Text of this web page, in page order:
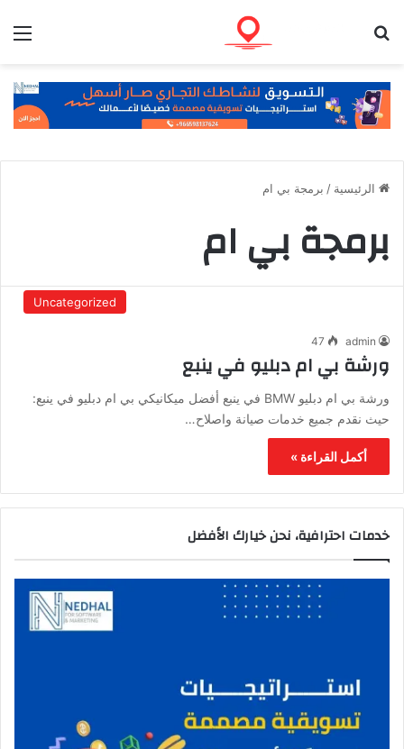
الرئيسية / برمجة بي ام
برمجة بي ام
Uncategorized
admin
47
ورشة بي ام دبليو في ينبع
ورشة بي ام دبليو BMW في ينبع أفضل ميكانيكي بي ام دبليو في ينبع:
حيث نقدم جميع خدمات صيانة واصلاح…
أكمل القراءة »
خدمات احترافية، نحن خيارك الأفضل